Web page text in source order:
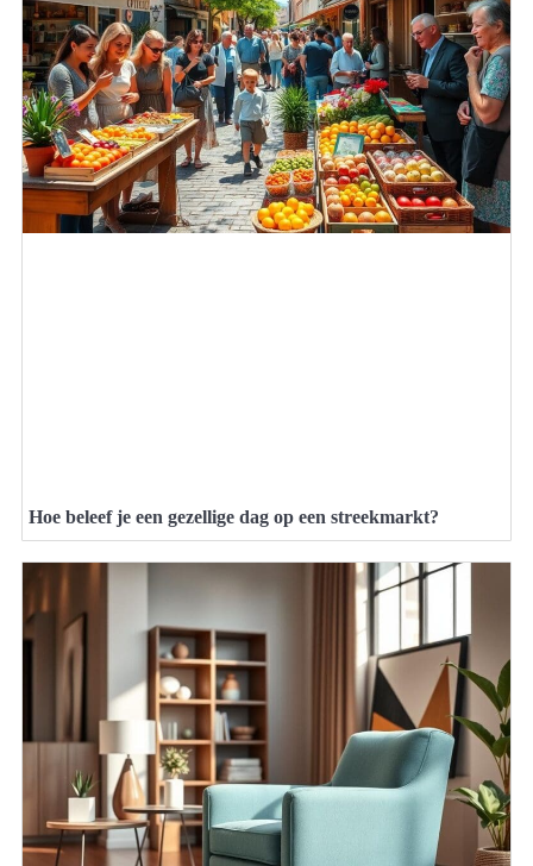
Hoe beleef je een gezellige dag op een streekmarkt?